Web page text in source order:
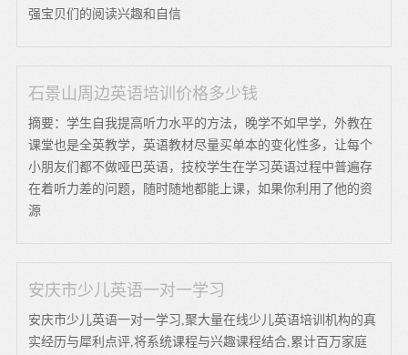
强宝贝们的阅读兴趣和自信
石景山周边英语培训价格多少钱
摘要：学生自我提高听力水平的方法，晚学不如早学，外教在
课堂也是全英教学，英语教材尽量买单本的变化性多，让每个
小朋友们都不做哑巴英语，技校学生在学习英语过程中普遍存
在着听力差的问题，随时随地都能上课，如果你利用了他的资
源
安庆市少儿英语一对一学习
安庆市少儿英语一对一学习,聚大量在线少儿英语培训机构的真
实经历与犀利点评,将系统课程与兴趣课程结合,累计百万家庭